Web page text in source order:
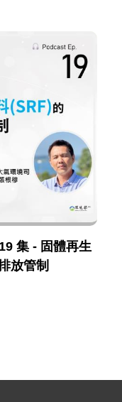
集 - 固體再生
放管制